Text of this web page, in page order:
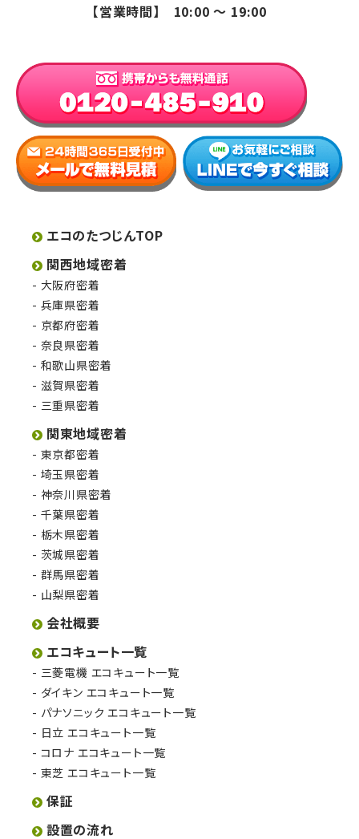
【営業時間】 10:00 ～ 19:00
エコのたつじんTOP
関西地域密着
大阪府密着
兵庫県密着
京都府密着
奈良県密着
和歌山県密着
滋賀県密着
三重県密着
関東地域密着
東京都密着
埼玉県密着
神奈川県密着
千葉県密着
栃木県密着
茨城県密着
群馬県密着
山梨県密着
会社概要
エコキュート一覧
三菱電機 エコキュート一覧
ダイキン エコキュート一覧
パナソニック エコキュート一覧
日立 エコキュート一覧
コロナ エコキュート一覧
東芝 エコキュート一覧
保証
設置の流れ